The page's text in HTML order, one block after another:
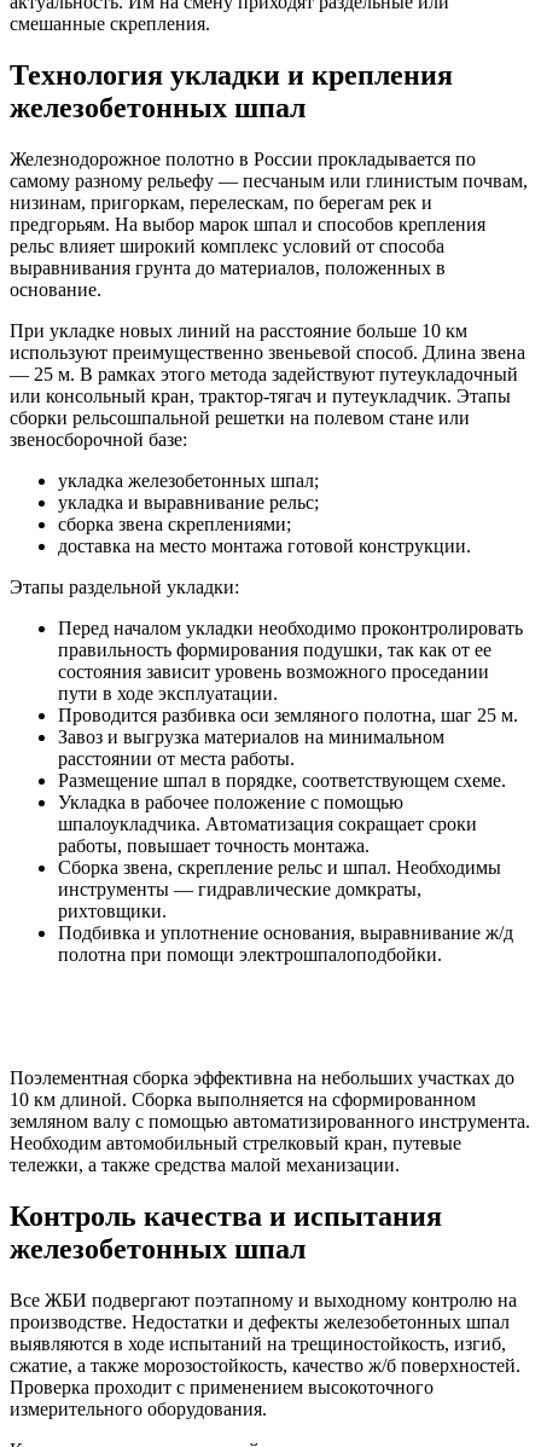
смешанные скрепления.
Технология укладки и крепления
железобетонных шпал
Железнодорожное полотно в России прокладывается по
самому разному рельефу — песчаным или глинистым почвам,
низинам, пригоркам, перелескам, по берегам рек и
предгорьям. На выбор марок шпал и способов крепления
рельс влияет широкий комплекс условий от способа
выравнивания грунта до материалов, положенных в
основание.
При укладке новых линий на расстояние больше 10 км
используют преимущественно звеньевой способ. Длина звена
— 25 м. В рамках этого метода задействуют путеукладочный
или консольный кран, трактор-тягач и путеукладчик. Этапы
сборки рельсошпальной решетки на полевом стане или
звеносборочной базе:
укладка железобетонных шпал;
укладка и выравнивание рельс;
сборка звена скреплениями;
доставка на место монтажа готовой конструкции.
Этапы раздельной укладки:
Перед началом укладки необходимо проконтролировать
правильность формирования подушки, так как от ее
состояния зависит уровень возможного проседании
пути в ходе эксплуатации.
Проводится разбивка оси земляного полотна, шаг 25 м.
Завоз и выгрузка материалов на минимальном
расстоянии от места работы.
Размещение шпал в порядке, соответствующем схеме.
Укладка в рабочее положение с помощью
шпалоукладчика. Автоматизация сокращает сроки
работы, повышает точность монтажа.
Сборка звена, скрепление рельс и шпал. Необходимы
инструменты — гидравлические домкраты,
рихтовщики.
Подбивка и уплотнение основания, выравнивание ж/д
полотна при помощи электрошпалоподбойки.
Поэлементная сборка эффективна на небольших участках до
10 км длиной. Сборка выполняется на сформированном
земляном валу с помощью автоматизированного инструмента.
Необходим автомобильный стрелковый кран, путевые
тележки, а также средства малой механизации.
Контроль качества и испытания
железобетонных шпал
Все ЖБИ подвергают поэтапному и выходному контролю на
производстве. Недостатки и дефекты железобетонных шпал
выявляются в ходе испытаний на трещиностойкость, изгиб,
сжатие, а также морозостойкость, качество ж/б поверхностей.
Проверка проходит с применением высокоточного
измерительного оборудования.